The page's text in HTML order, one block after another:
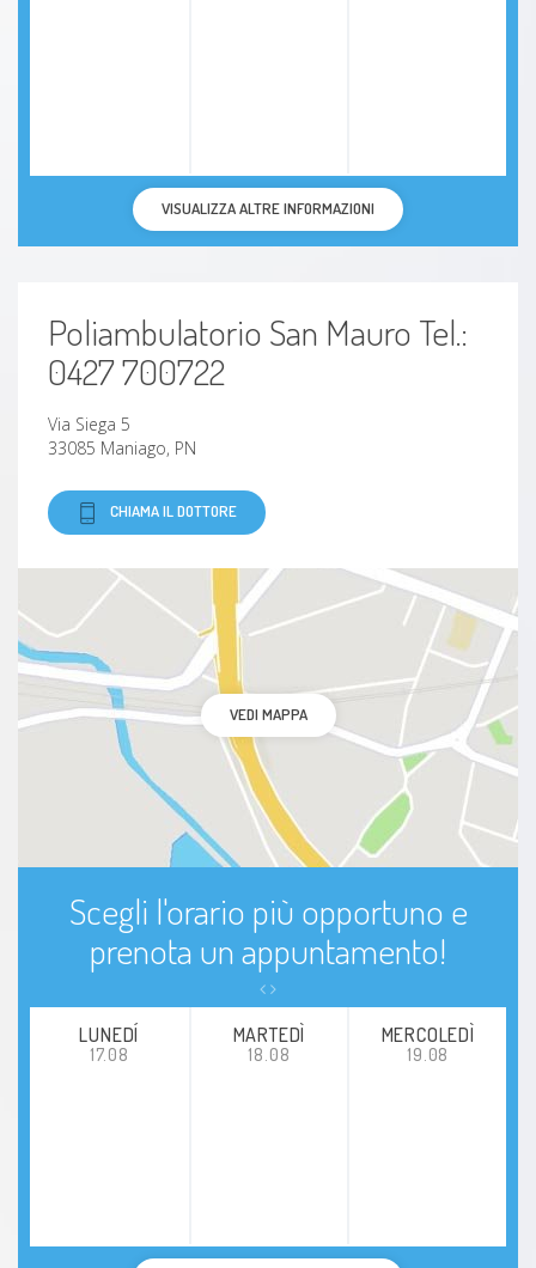
VISUALIZZA ALTRE INFORMAZIONI
Poliambulatorio San Mauro Tel.:
0427 700722
Via Siega 5
33085 Maniago, PN
CHIAMA IL DOTTORE
VEDI MAPPA
Scegli l'orario più opportuno e
prenota un appuntamento!
LUNEDÍ
17.08
MARTEDÌ
18.08
MERCOLEDÌ
19.08